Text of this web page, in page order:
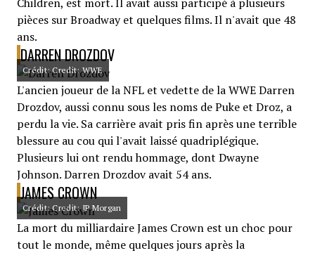
pièces sur Broadway et quelques films. Il n'avait que 48
ans.
DARREN DROZDOV
Crédit: Credit: WWE
L'ancien joueur de la NFL et vedette de la WWE Darren
Drozdov, aussi connu sous les noms de Puke et Droz, a
perdu la vie. Sa carrière avait pris fin après une terrible
blessure au cou qui l'avait laissé quadriplégique.
Plusieurs lui ont rendu hommage, dont Dwayne
Johnson. Darren Drozdov avait 54 ans.
JAMES CROWN
Crédit: Credit: JP Morgan
La mort du milliardaire James Crown est un choc pour
tout le monde, même quelques jours après la